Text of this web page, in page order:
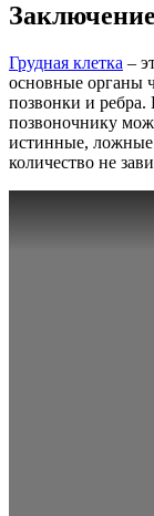
Заключение
Грудная клетка –
основные органы
позвонки и ребра.
позвоночнику
истинные, ложные
количество не